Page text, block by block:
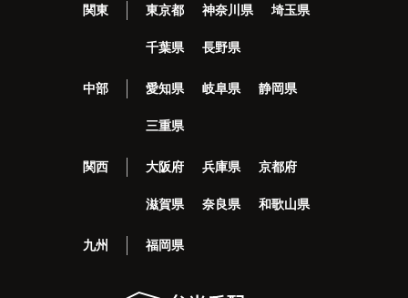
関東 東京都 神奈川県 埼玉県
千葉県 長野県
中部 愛知県 岐阜県 静岡県
三重県
関西 大阪府 兵庫県 京都府
滋賀県 奈良県 和歌山県
九州 福岡県